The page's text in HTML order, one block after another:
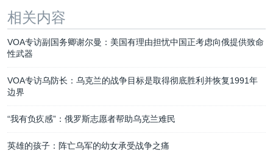
相关内容
VOA专访副国务卿谢尔曼：美国有理由担忧中国正考虑向俄提供致命
性武器
VOA专访乌防长：乌克兰的战争目标是取得彻底胜利并恢复1991年
边界
“我有负疚感”：俄罗斯志愿者帮助乌克兰难民
英雄的孩子：阵亡乌军的幼女承受战争之痛